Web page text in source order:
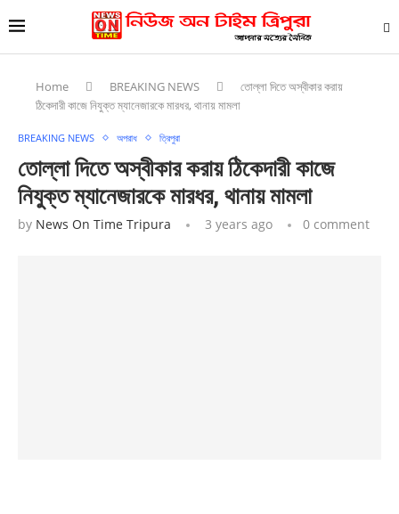
Home BREAKING NEWS
তোল্লা দিতে অস্বীকার করায়
ঠিকেদারী কাজে নিযুক্ত ম্যানেজারকে মারধর, থানায় মামলা
BREAKING NEWS অপরাধ ত্রিপুরা
তোল্লা দিতে অস্বীকার করায় ঠিকেদারী কাজে
নিযুক্ত ম্যানেজারকে মারধর, থানায় মামলা
by News On Time Tripura 3 years ago 0 comment